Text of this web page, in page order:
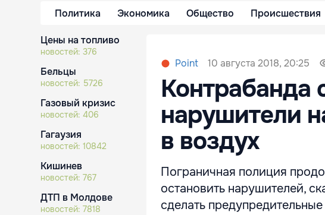
Политика Экономика Общество Происшествия
Цены на топливо
новостей: 376
Бельцы
новостей: 5726
Газовый кризис
новостей: 406
Гагаузия
новостей: 10842
Кишинев
новостей: 767
ДТП в Молдове
новостей: 7818
Point 10 августа 2018, 20:25
Контрабанда
нарушители
в воздух
Пограничная полиция
остановить нарушителей,
сделать